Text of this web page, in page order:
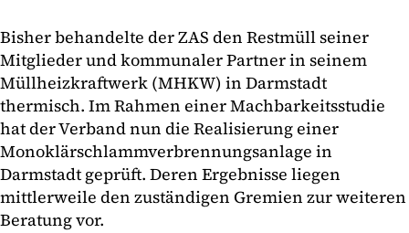
Bisher behandelte der ZAS den Restmüll seiner
Mitglieder und kommunaler Partner in seinem
Müllheizkraftwerk (MHKW) in Darmstadt
thermisch. Im Rahmen einer Machbarkeitsstudie
hat der Verband nun die Realisierung einer
Monoklärschlammverbrennungsanlage in
Darmstadt geprüft. Deren Ergebnisse liegen
mittlerweile den zuständigen Gremien zur weiteren
Beratung vor.